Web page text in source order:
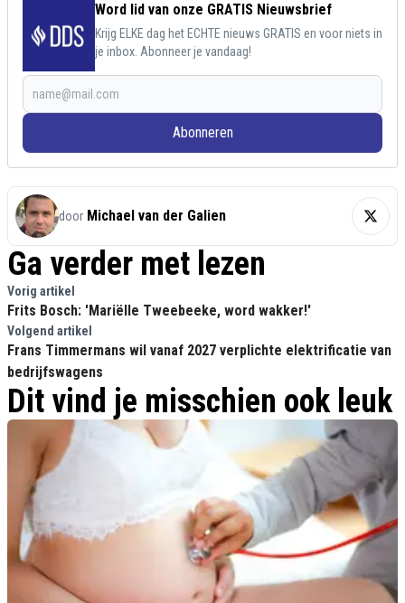
Word lid van onze GRATIS Nieuwsbrief
Krijg ELKE dag het ECHTE nieuws GRATIS en voor niets in
je inbox. Abonneer je vandaag!
Abonneren
door Michael van der Galien
Ga verder met lezen
Vorig artikel
Frits Bosch: 'Mariëlle Tweebeeke, word wakker!'
Volgend artikel
Frans Timmermans wil vanaf 2027 verplichte elektrificatie van
bedrijfswagens
Dit vind je misschien ook leuk